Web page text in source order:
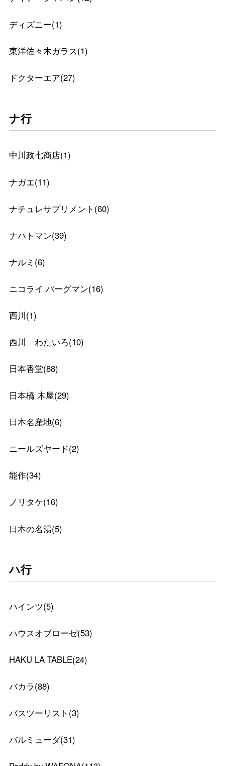
ディズニー(1)
東洋佐々木ガラス(1)
ドクターエア(27)
ナ行
中川政七商店(1)
ナガエ(11)
ナチュレサプリメント (60)
ナハトマン(39)
ナルミ (6)
ニコライ バーグマン(16)
西川(1)
西川 わたいろ(10)
日本香堂(88)
日本橋 木屋(29)
日本名産地(6)
ニールズヤード(2)
能作(34)
ノリタケ(16)
日本の名湯(5)
ハ行
ハインツ(5)
ハウスオブローゼ(53)
HAKU LA TABLE(24)
バカラ(88)
バスツーリスト (3)
バルミューダ(31)